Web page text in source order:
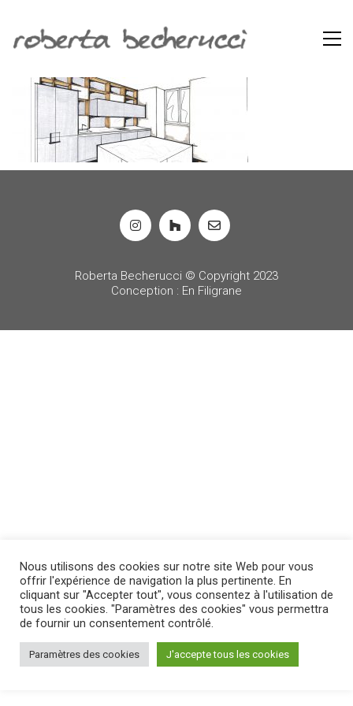
Roberta Becherucci © Copyright 2023
Conception : En Filigrane
Nous utilisons des cookies sur notre site Web pour vous
offrir l'expérience de navigation la plus pertinente. En
cliquant sur "Accepter tout", vous consentez à l'utilisation de
tous les cookies. "Paramètres des cookies" vous permettra
de fournir un consentement contrôlé.
Paramètres des cookies J'accepte tous les cookies